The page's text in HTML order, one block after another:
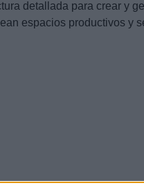
detallada para crear y
espacios productivos y